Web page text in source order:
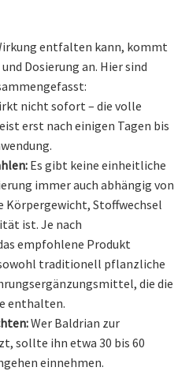
entfalten kann, kommt
Dosierung an. Hier sind
nicht sofort – die volle
erst nach einigen Tagen bis
Es gibt keine einheitliche
immer auch abhängig von
Körpergewicht, Stoffwechsel
ist. Je nach
empfohlene Produkt
traditionell pflanzliche
die die
enthalten.
Wer Baldrian zur
sollte ihn etwa 30 bis 60
einnehmen.